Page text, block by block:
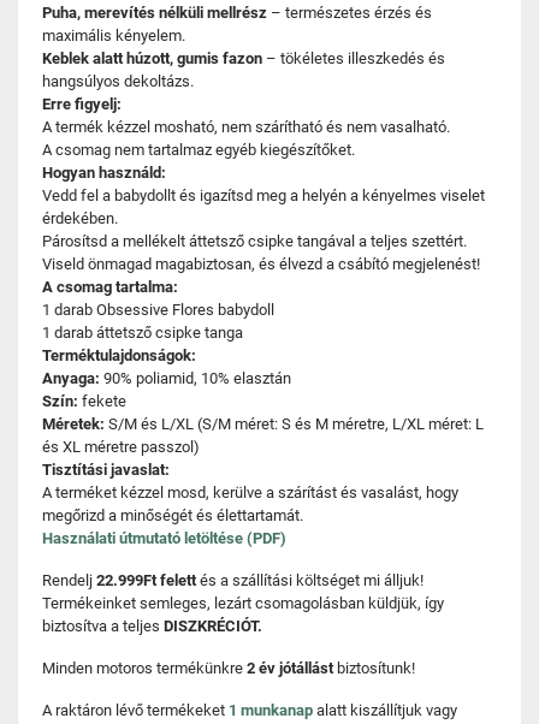
Puha, merevítés nélküli mellrész – természetes érzés és
maximális kényelem.
Keblek alatt húzott, gumis fazon – tökéletes illeszkedés és
hangsúlyos dekoltázs.
Erre figyelj:
A termék kézzel mosható, nem szárítható és nem vasalható.
A csomag nem tartalmaz egyéb kiegészítőket.
Hogyan használd:
Vedd fel a babydollt és igazítsd meg a helyén a kényelmes viselet
érdekében.
Párosítsd a mellékelt áttetsző csipke tangával a teljes szettért.
Viseld önmagad magabiztosan, és élvezd a csábító megjelenést!
A csomag tartalma:
1 darab Obsessive Flores babydoll
1 darab áttetsző csipke tanga
Terméktulajdonságok:
Anyaga: 90% poliamid, 10% elasztán
Szín: fekete
Méretek: S/M és L/XL (S/M méret: S és M méretre, L/XL méret: L
és XL méretre passzol)
Tisztítási javaslat:
A terméket kézzel mosd, kerülve a szárítást és vasalást, hogy
megőrizd a minőségét és élettartamát.
Használati útmutató letöltése (PDF)
Rendelj 22.999Ft felettés a szállítási költséget mi álljuk!
Termékeinket semleges, lezárt csomagolásban küldjük, így
biztosítva a teljes DISZKRÉCIÓT.
Minden motoros termékünkre 2 év jótállást biztosítunk!
A raktáron lévő termékeket 1 munkanap alatt kiszállítjuk vagy